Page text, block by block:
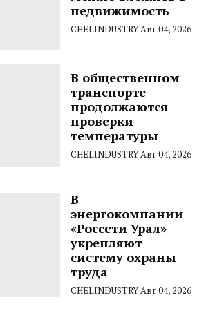
недвижимость
CHELINDUSTRY Авг 04, 2026
В общественном
транспорте
продолжаются
проверки
температуры
CHELINDUSTRY Авг 04, 2026
В
энергокомпании
«Россети Урал»
укрепляют
систему охраны
труда
CHELINDUSTRY Авг 04, 2026